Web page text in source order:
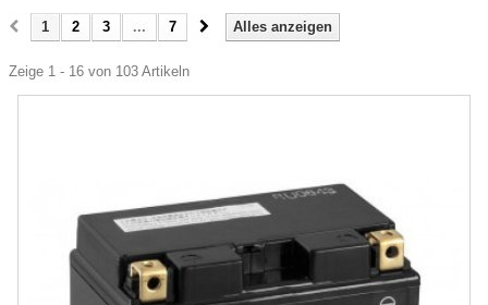
Alles anzeigen
1 2 3 ... 7
Zeige 1 - 16 von 103 Artikeln